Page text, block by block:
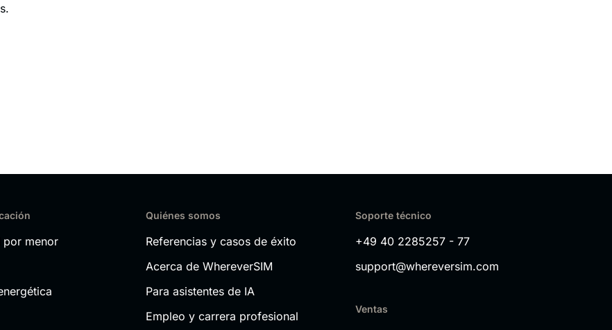
por menor
Quiénes somos
Referencias y casos de éxito
Acerca de WhereverSIM
Para asistentes de IA
Empleo y carrera profesional
Soporte técnico
+49 40 2285257 - 77
support@whereversim.com
Ventas